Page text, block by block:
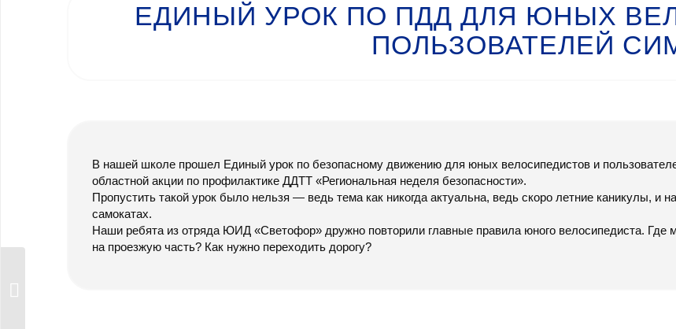
ЕДИНЫЙ УРОК ПО ПДД ДЛЯ ЮНЫХ
ПОЛЬЗОВАТЕЛЕЙ
В нашей школе прошел Единый урок по безопасному движению для юных велосипедистов и
областной акции по профилактике ДДТТ «Региональная неделя безопасности».
Пропустить такой урок было нельзя — ведь тема как никогда актуальна, ведь скоро летние каникулы, и
самокатах.
Наши ребята из отряда ЮИД «Светофор» дружно повторили главные правила юного велосипедиста. Где
на проезжую часть? Как нужно переходить дорогу?